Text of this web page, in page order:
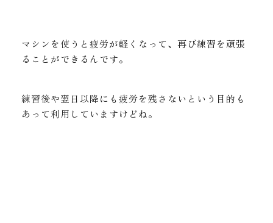
マシンを使うと疲労が軽くなって、再び練習を頑張
ることができるんです。
練習後や翌日以降にも疲労を残さないという目的も
あって利用していますけどね。